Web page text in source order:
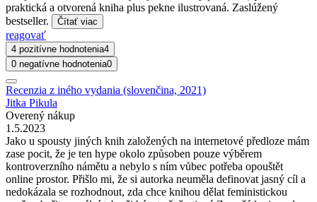
praktická a otvorená kniha plus pekne ilustrovaná. Zaslúžený
bestseller.
Čítať viac
reagovať
4 pozitívne hodnotenia4
0 negatívne hodnotenia0
Recenzia z iného vydania (slovenčina, 2021)
Jitka Pikula
Overený nákup
1.5.2023
Jako u spousty jiných knih založených na internetové předloze mám
zase pocit, že je ten hype okolo způsoben pouze výběrem
kontroverzního námětu a nebylo s ním vůbec potřeba opouštět
online prostor. Přišlo mi, že si autorka neuměla definovat jasný cíl a
nedokázala se rozhodnout, zda chce knihou dělat feministickou